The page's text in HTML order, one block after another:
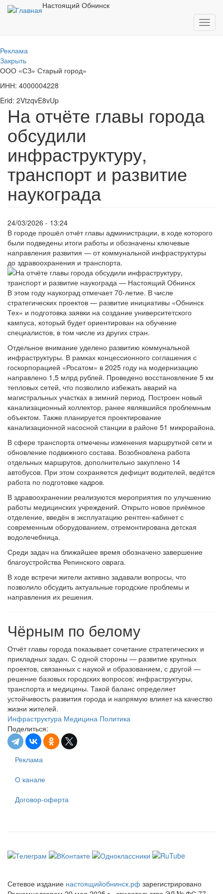
Перейти
содержанию
Настоящий Обнинск
Реклама
Закрыть
ООО «СЗ» Старый город»
ИНН: 4000004228
Erid: 2VtzqvE8vUp
На отчёте главы города
обсудили
инфраструктуру,
транспорт и развитие
наукограда
24/03/2026 - 13:24
В городе прошёл отчёт главы администрации, в ходе которого
были подведены итоги работы и обозначены ключевые
направления развития — от коммунальной инфраструктуры
до здравоохранения и транспорта.
В этом году наукоград отмечает 70-летие. В числе
стратегических проектов — развитие инициативы «Обнинск
Тех» и подготовка заявки на создание университетского
кампуса, который будет ориентирован на обучение
специалистов, в том числе из других стран.
Отдельное внимание уделено развитию коммунальной
инфраструктуры. В рамках концессионного соглашения с
госкорпорацией «Росатом» в 2025 году на модернизацию
направлено 1,5 млрд рублей. Проведено восстановление 5 км
тепловых сетей, что позволило избежать аварий на
магистральных участках в зимний период. Построен новый
канализационный коллектор, ранее являвшийся проблемным
объектом. Также планируется проектирование
канализационной насосной станции в районе 51 микрорайона.
В сфере транспорта отмечены изменения маршрутной сети и
обновление подвижного состава. Возобновлена работа
отдельных маршрутов, дополнительно закуплено 14
автобусов. При этом сохраняется дефицит водителей, ведётся
работа по подготовке кадров.
В здравоохранении реализуются мероприятия по улучшению
работы медицинских учреждений. Открыто новое приёмное
отделение, введён в эксплуатацию рентген-кабинет с
современным оборудованием, отремонтирована детская
водолечебница.
Среди задач на ближайшее время обозначено завершение
благоустройства Репинского оврага.
В ходе встречи жители активно задавали вопросы, что
позволило обсудить актуальные городские проблемы и
направления их решения.
Чёрным по белому
Отчёт главы города показывает сочетание стратегических и
прикладных задач. С одной стороны — развитие крупных
проектов, связанных с наукой и образованием, с другой —
решение базовых городских вопросов: инфраструктуры,
транспорта и медицины. Такой баланс определяет
устойчивость развития города и напрямую влияет на качество
жизни жителей.
Инфраструктура Медицина Политика
Поделиться:
Реклама
О канале
Договор-оферта
Сетевое издание настоящийобнинск.рф зарегистрировано